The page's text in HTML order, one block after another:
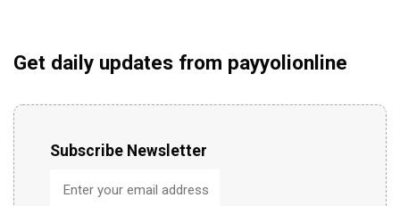
Get daily updates from payyolionline
Subscribe Newsletter